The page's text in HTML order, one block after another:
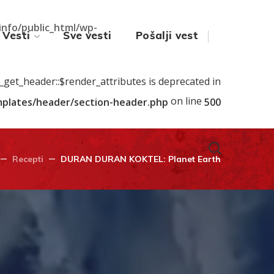
public_html/wp-
Vesti Sve vesti Pošalji vest
is deprecated in
header/section-header.php on line 500
Recepti DURAN DURAN KOKTEL: Planet Earth